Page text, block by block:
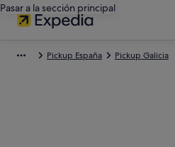
Pasar a la sección principal
Pickup España Pickup Galicia